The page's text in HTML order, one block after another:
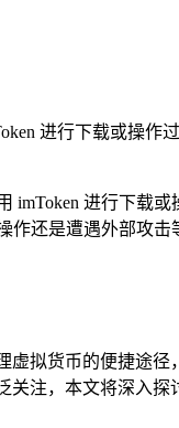
进行下载或操作
imToken 进行下载
还是遭遇外部攻击
拟货币的便捷途
注，本文将深入探